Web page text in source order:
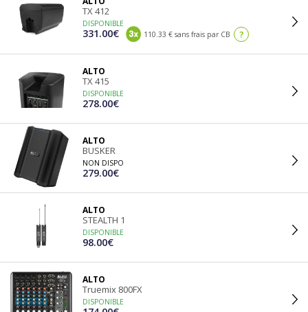
TX 412
DISPONIBLE
331.00€ 110.33 € sans frais par CB ?
ALTO
TX 415
DISPONIBLE
278.00€
ALTO
BUSKER
NON DISPO
279.00€
ALTO
STEALTH 1
DISPONIBLE
98.00€
ALTO
Truemix 800FX
DISPONIBLE